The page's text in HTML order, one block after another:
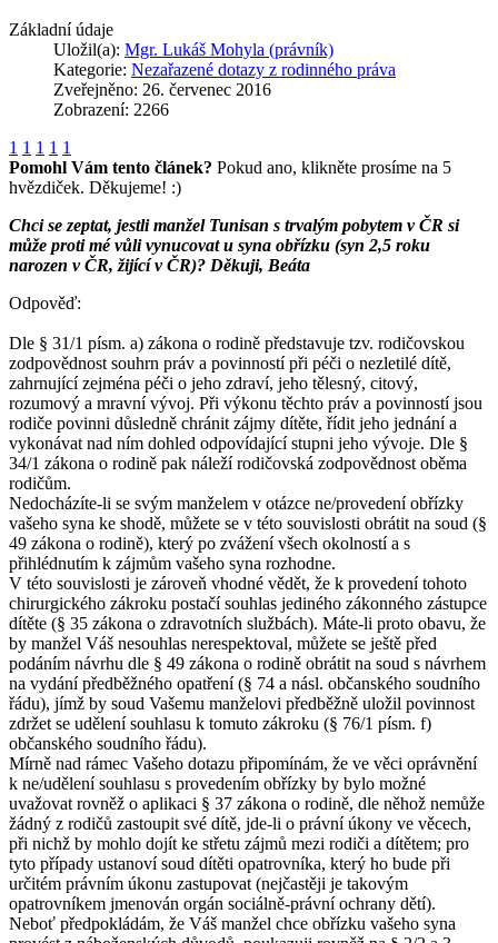
Základní údaje
Uložil(a): Mgr. Lukáš Mohyla (právník)
Kategorie: Nezařazené dotazy z rodinného práva
Zveřejněno: 26. červenec 2016
Zobrazení: 2266
1 1 1 1 1
Pomohl Vám tento článek? Pokud ano, klikněte prosíme na 5
hvězdiček. Děkujeme! :)
Chci se zeptat, jestli manžel Tunisan s trvalým pobytem v ČR si
může proti mé vůli vynucovat u syna obřízku (syn 2,5 roku
narozen v ČR, žijící v ČR)? Děkuji, Beáta
Odpověď:
Dle § 31/1 písm. a) zákona o rodině představuje tzv. rodičovskou
zodpovědnost souhrn práv a povinností při péči o nezletilé dítě,
zahrnující zejména péči o jeho zdraví, jeho tělesný, citový,
rozumový a mravní vývoj. Při výkonu těchto práv a povinností jsou
rodiče povinni důsledně chránit zájmy dítěte, řídit jeho jednání a
vykonávat nad ním dohled odpovídající stupni jeho vývoje. Dle §
34/1 zákona o rodině pak náleží rodičovská zodpovědnost oběma
rodičům.
Nedocházíte-li se svým manželem v otázce ne/provedení obřízky
vašeho syna ke shodě, můžete se v této souvislosti obrátit na soud (§
49 zákona o rodině), který po zvážení všech okolností a s
přihlédnutím k zájmům vašeho syna rozhodne.
V této souvislosti je zároveň vhodné vědět, že k provedení tohoto
chirurgického zákroku postačí souhlas jediného zákonného zástupce
dítěte (§ 35 zákona o zdravotních službách). Máte-li proto obavu, že
by manžel Váš nesouhlas nerespektoval, můžete se ještě před
podáním návrhu dle § 49 zákona o rodině obrátit na soud s návrhem
na vydání předběžného opatření (§ 74 a násl. občanského soudního
řádu), jímž by soud Vašemu manželovi předběžně uložil povinnost
zdržet se udělení souhlasu k tomuto zákroku (§ 76/1 písm. f)
občanského soudního řádu).
Mírně nad rámec Vašeho dotazu připomínám, že ve věci oprávnění
k ne/udělení souhlasu s provedením obřízky by bylo možné
uvažovat rovněž o aplikaci § 37 zákona o rodině, dle něhož nemůže
žádný z rodičů zastoupit své dítě, jde-li o právní úkony ve věcech,
při nichž by mohlo dojít ke střetu zájmů mezi rodiči a dítětem; pro
tyto případy ustanoví soud dítěti opatrovníka, který ho bude při
určitém právním úkonu zastupovat (nejčastěji je takovým
opatrovníkem jmenován orgán sociálně-právní ochrany dětí).
Neboť předpokládám, že Váš manžel chce obřízku vašeho syna